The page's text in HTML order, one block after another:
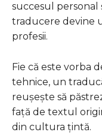
succesul personal
traducere devine
profesii.
Fie că este vorba
tehnice, un
reușește să
față de textul
din cultura țintă.